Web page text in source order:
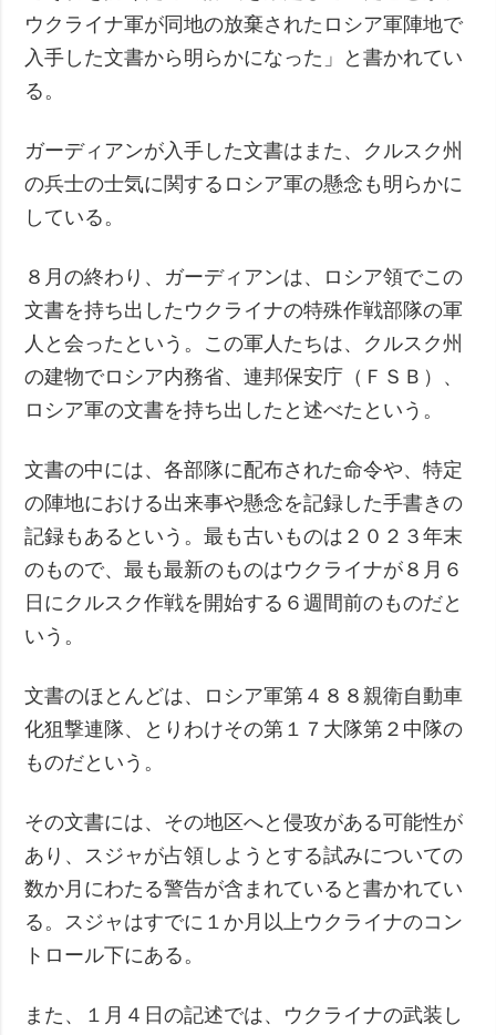
ウクライナ軍が同地の放棄されたロシア軍陣地で
入手した文書から明らかになった」と書かれてい
る。
ガーディアンが入手した文書はまた、クルスク州
の兵士の士気に関するロシア軍の懸念も明らかに
している。
８月の終わり、ガーディアンは、ロシア領でこの
文書を持ち出したウクライナの特殊作戦部隊の軍
人と会ったという。この軍人たちは、クルスク州
の建物でロシア内務省、連邦保安庁（ＦＳＢ）、
ロシア軍の文書を持ち出したと述べたという。
文書の中には、各部隊に配布された命令や、特定
の陣地における出来事や懸念を記録した手書きの
記録もあるという。最も古いものは２０２３年末
のもので、最も最新のものはウクライナが８月６
日にクルスク作戦を開始する６週間前のものだと
いう。
文書のほとんどは、ロシア軍第４８８親衛自動車
化狙撃連隊、とりわけその第１７大隊第２中隊の
ものだという。
その文書には、その地区へと侵攻がある可能性が
あり、スジャが占領しようとする試みについての
数か月にわたる警告が含まれていると書かれてい
る。スジャはすでに１か月以上ウクライナのコン
トロール下にある。
また、１月４日の記述では、ウクライナの武装し